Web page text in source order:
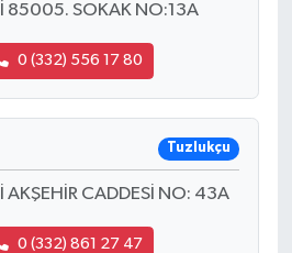
85005. SOKAK NO:13A
0 (332) 556 17 80
Tuzlukçu
AKŞEHİR CADDESİ NO: 43A
0 (332) 861 27 47